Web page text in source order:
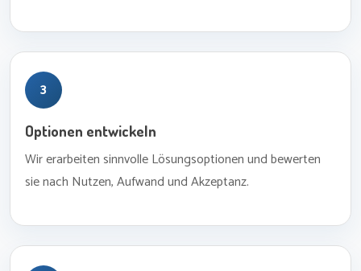
3
Optionen entwickeln
Wir erarbeiten sinnvolle Lösungsoptionen und bewerten
sie nach Nutzen, Aufwand und Akzeptanz.